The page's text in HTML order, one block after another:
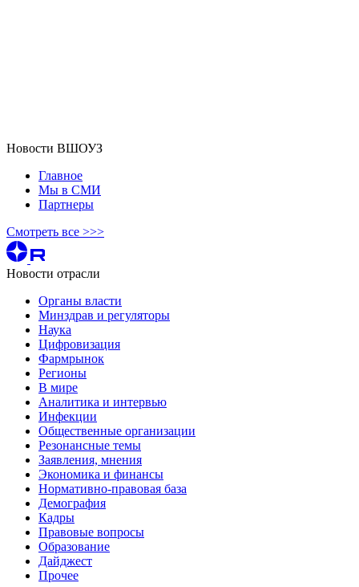
Новости ВШОУЗ
Главное
Мы в СМИ
Партнеры
Смотреть все >>>
Новости отрасли
Органы власти
Минздрав и регуляторы
Наука
Цифровизация
Фармрынок
Регионы
В мире
Аналитика и интервью
Инфекции
Общественные организации
Резонансные темы
Заявления, мнения
Экономика и финансы
Нормативно-правовая база
Демография
Кадры
Правовые вопросы
Образование
Дайджест
Прочее